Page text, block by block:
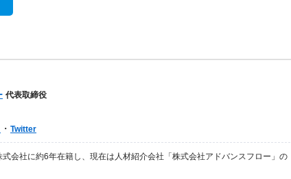
代表取締役
・ Twitter
会社に約6年在籍し、現在は人材紹介会社「株式会社アドバンスフロー」の